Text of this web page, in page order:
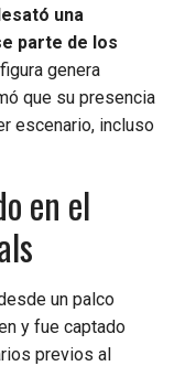
una
parte de los
genera
que su presencia
escenario, incluso
en el
un palco
y fue captado
previos al